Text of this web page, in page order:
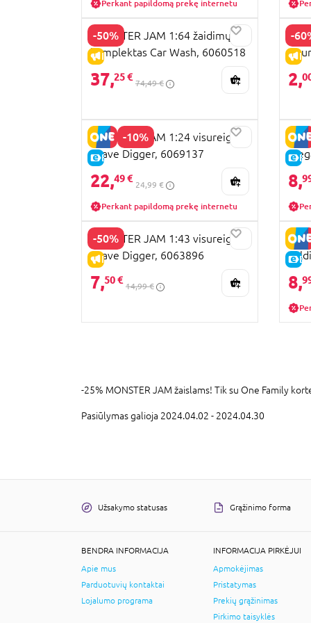
Perkant papildomą prekę internetu
-50%
IŠPARDAVIMAS
MONSTER JAM 1:64 žaidimų
komplektas Car Wash, 6060518
37,25 €
74,49 €
-
2,
-10%
E-KAINA
MONSTER JAM 1:24 visureigis
Grave Digger, 6069137
22,49 €
24,99 €
Perkant papildomą prekę internetu
8,
-50%
IŠPARDAVIMAS
MONSTER JAM 1:43 visureigis
Grave Digger, 6063896
7,50 €
14,99 €
E-
8,
-25% MONSTER JAM žaislams! Tik su One Family
Pasiūlymas galioja 2024.04.02 - 2024.04.30
Užsakymo statusas Grąžinimo forma
BENDRA INFORMACIJA
Apie mus
Parduotuvių kontaktai
Lojalumo programa
INFORMACIJA PIRKĖJUI
Apmokėjimas
Pristatymas
Prekių grąžinimas
Pirkimo taisyklės